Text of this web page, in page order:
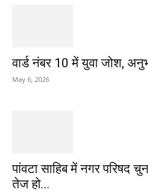
वार्ड नंबर 10 में युवा जोश,
May 6, 2026
पांवटा साहिब में नगर परिषद
तेज हो...